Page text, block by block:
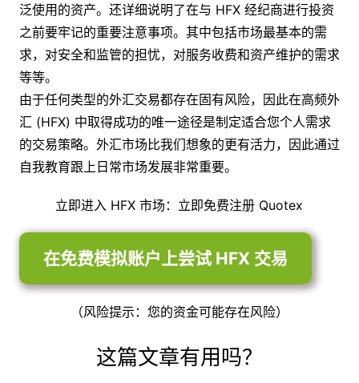
泛使用的资产。还详细说明了在与 HFX 经纪商进行投资
之前要牢记的重要注意事项。其中包括市场最基本的需
求，对安全和监管的担忧，对服务收费和资产维护的需求
等等。
由于任何类型的外汇交易都存在固有风险，因此在高频外
汇 (HFX) 中取得成功的唯一途径是制定适合您个人需求
的交易策略。外汇市场比我们想象的更有活力，因此通过
自我教育跟上日常市场发展非常重要。
立即进入 HFX 市场：立即免费注册 Quotex
在免费模拟账户上尝试 HFX 交易
（风险提示：您的资金可能存在风险）
这篇文章有用吗？